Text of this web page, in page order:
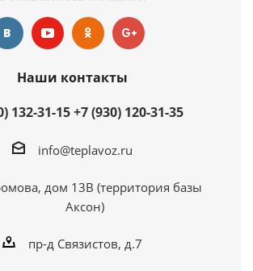
Наши контакты
132-31-15+7 (930) 120-31-35
info@teplavoz.ru
дом 13В (территория базы
Аксон)
пр-д Связистов, д.7